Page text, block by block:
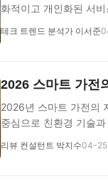
화적이고 개인화된 서
테크 트렌드 분석가 이서준
2026 스마트 가전
2026년 스마트 가전의
중심으로 친환경 기술
리뷰 컨설턴트 박지수04-25